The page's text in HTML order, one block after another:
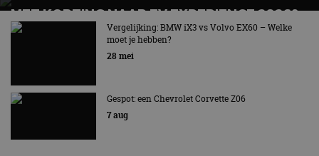
MET KORTING NAAR EV EXPERIENCE 2026?
AUTORAI REGELT HET!
EV Experience 2026 van 24 tot 26 september
Vergelijking: BMW iX3 vs Volvo EX60 – Welke
moet je hebben?
28 mei
Gespot: een Chevrolet Corvette Z06
7 aug